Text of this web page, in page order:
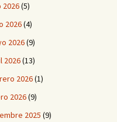
2026(5)
2026(4)
2026(9)
2026(13)
2026(1)
2026(9)
2025 (9)